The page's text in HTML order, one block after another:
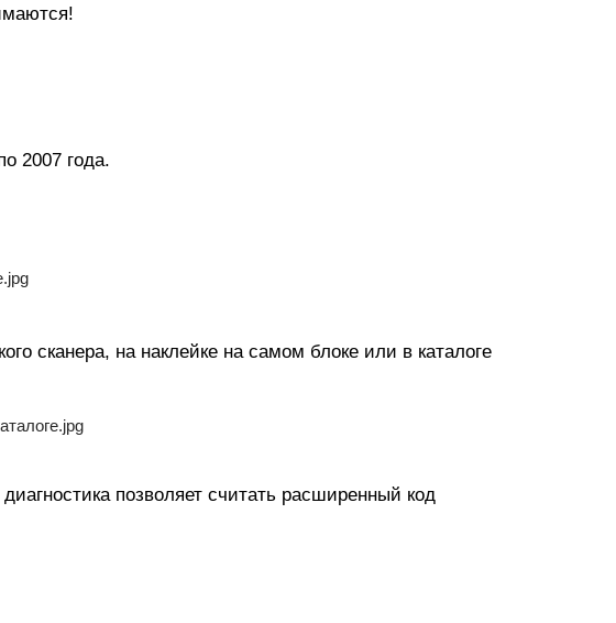
2007 года.
сканера, на наклейке на самом блоке или в каталоге
позволяет считать расширенный код